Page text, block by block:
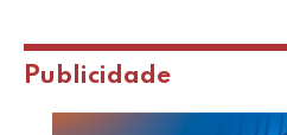
Publicidade